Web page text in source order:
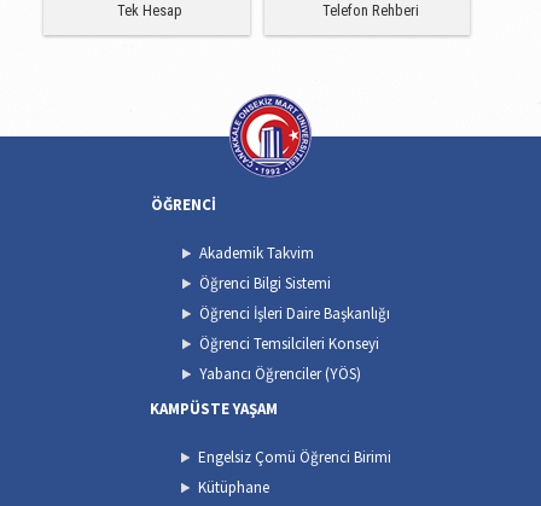
Tek Hesap Telefon Rehberi
ÖĞRENCİ
Akademik Takvim
Öğrenci Bilgi Sistemi
Öğrenci İşleri Daire Başkanlığı
Öğrenci Temsilcileri Konseyi
Yabancı Öğrenciler (YÖS)
KAMPÜSTE YAŞAM
Engelsiz Çomü Öğrenci Birimi
Kütüphane